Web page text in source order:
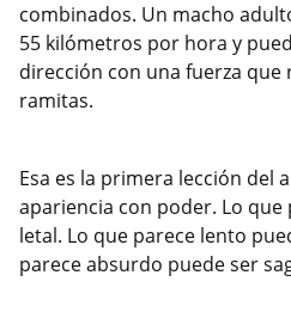
combinados. Un macho
55 kilómetros por hora y
dirección con una fuerza
ramitas.
Esa es la primera lección del
apariencia con poder. Lo
letal. Lo que parece lento
parece absurdo puede ser